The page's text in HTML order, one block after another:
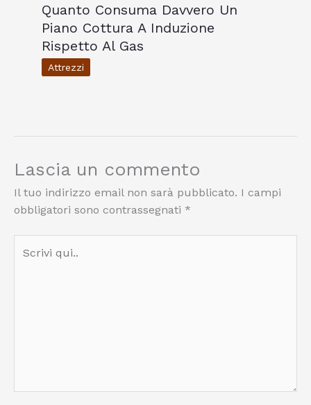
Quanto Consuma Davvero Un
Piano Cottura A Induzione
Rispetto Al Gas
Attrezzi
Lascia un commento
Il tuo indirizzo email non sarà pubblicato. I campi
obbligatori sono contrassegnati *
qui..